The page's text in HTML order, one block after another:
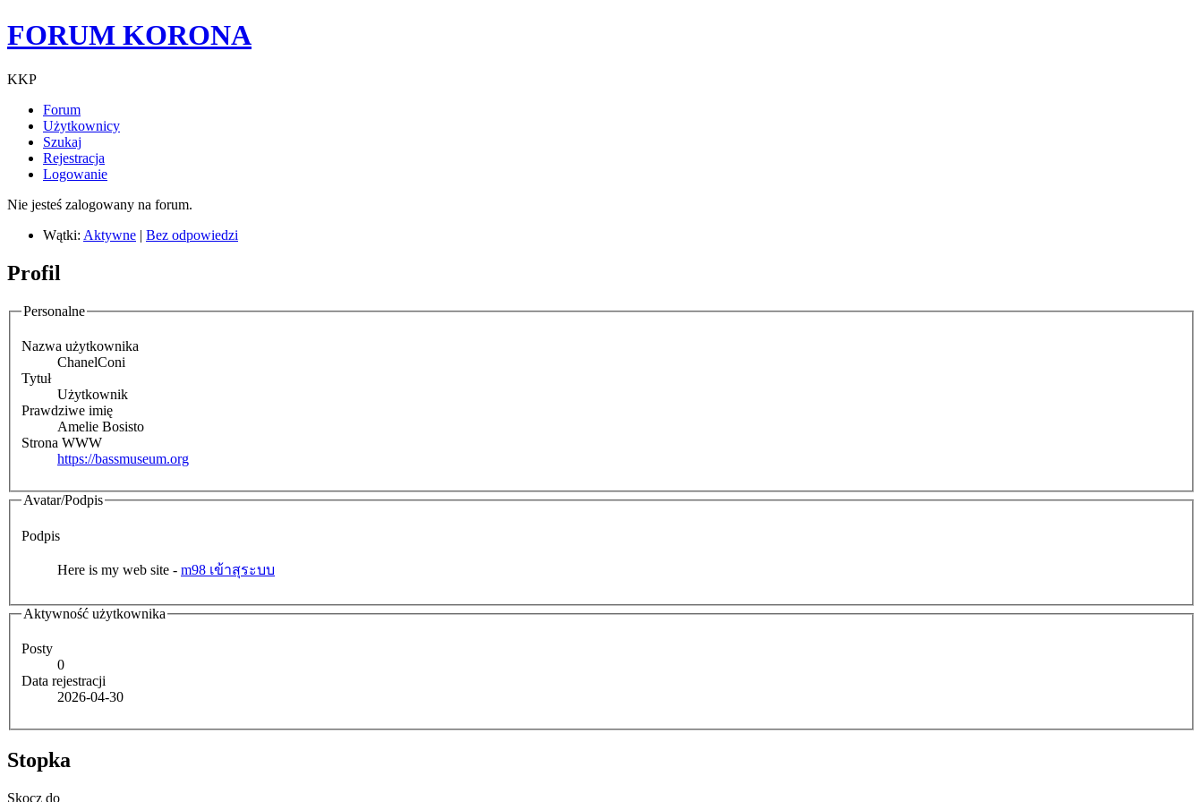
FORUM KORONA
KKP
Forum
Użytkownicy
Szukaj
Rejestracja
Logowanie
Nie jesteś zalogowany na forum.
Wątki: Aktywne | Bez odpowiedzi
Profil
Personalne
Nazwa użytkownika
ChanelConi
Tytuł
Użytkownik
Prawdziwe imię
Amelie Bosisto
Strona WWW
https://bassmuseum.org
Avatar/Podpis
Podpis
Here is my web site - m98 เข้าสุระบบ
Aktywność użytkownika
Posty
0
Data rejestracji
2026-04-30
Stopka
Skocz do